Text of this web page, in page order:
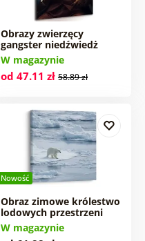
Obrazy zwierzęcy
gangster niedźwiedż
W magazynie
od 47.11 zł 58.89 zł
Nowość
Obraz zimowe królestwo
lodowych przestrzeni
W magazynie